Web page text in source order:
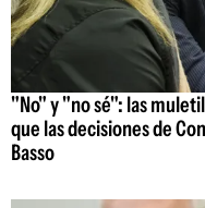
"No" y "no sé": las
que las decisiones de
Basso